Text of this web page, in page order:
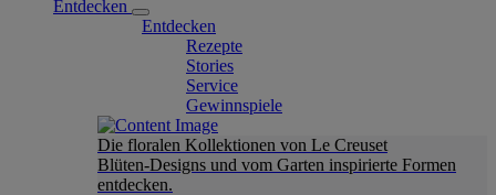
Entdecken
Entdecken
Rezepte
Stories
Service
Gewinnspiele
Die floralen Kollektionen von Le Creuset
Blüten-Designs und vom Garten inspirierte Formen
entdecken.